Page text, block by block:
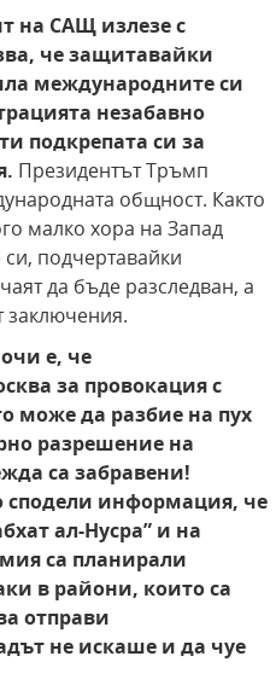
на САЩ излезе с
че защитавайки
международните си
незабавно
подкрепата си за
Президентът Тръмп
общност. Както
малко хора на Запад
си, подчертавайки
да бъде разследван, а
заключения.
е, че
за провокация с
може да разбие на пух
разрешение на
са забравени!
информация, че
ал-Нусра” и на
са планирали
в райони, които са
отправи
не искаше и да чуе